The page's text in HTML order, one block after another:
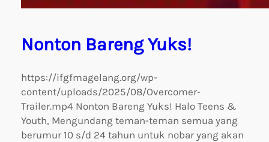
Nonton Bareng Yuks!
https://ifgfmagelang.org/wp-
content/uploads/2025/08/Overcomer-
Trailer.mp4 Nonton Bareng Yuks! Halo Teens &
Youth, Mengundang teman-teman semua yang
berumur 10 s/d 24 tahun untuk nobar yang akan